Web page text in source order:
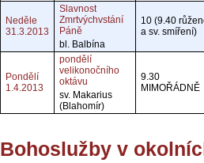
Neděle
31.3.2013
Slavnost
Zmrtvýchvstání
Páně
bl. Balbína
10 (9.40
a sv. smíření)
Pondělí
1.4.2013
pondělí
velikonočního
oktávu
sv. Makarius
(Blahomír)
9.30
MIMOŘÁDNĚ
Bohoslužby v